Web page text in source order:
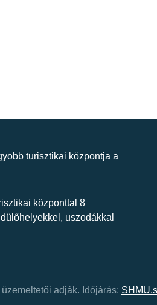
turisztikai központja a
központtal 8
uszodákkal
adják. Időjárás: